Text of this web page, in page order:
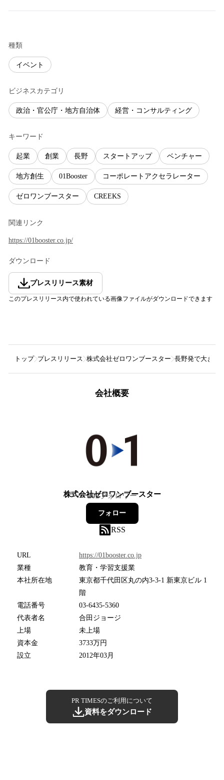
種類
イベント
ビジネスカテゴリ
政治・官公庁・地方自治体 経営・コンサルティング
キーワード
起業 創業 長野 スタートアップ ベンチャー
地方創生 01Booster コーポレートアクセラレーター
ゼロワンブースター CREEKS
関連リンク
https://01booster.co.jp/
ダウンロード
プレスリリース素材
このプレスリリース内で使われている画像ファイルがダウンロードできます
トップ プレスリリース 株式会社ゼロワンブースター 長野発で大きな
会社概要
株式会社ゼロワンブースター
202フォロワー
フォロー
RSS
URL
https://01booster.co.jp
業種
教育・学習支援業
本社所在地
東京都千代田区丸の内3-3-1 新東京ビル 1
階
電話番号
03-6435-5360
代表者名
合田ジョージ
上場
未上場
資本金
3733万円
設立
2012年03月
PR TIMESのご利用について
資料をダウンロード